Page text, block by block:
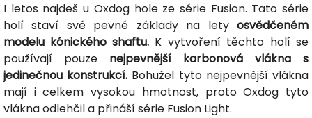
I letos najdeš u Oxdog hole ze série Fusion. Tato série
holí staví své pevné základy na lety osvědčeném
modelu kónického shaftu. K vytvoření těchto holí se
používají pouze nejpevnější karbonová vlákna s
jedinečnou konstrukcí. Bohužel tyto nejpevnější vlákna
mají i celkem vysokou hmotnost, proto Oxdog tyto
vlákna odlehčil a přináší série Fusion Light.